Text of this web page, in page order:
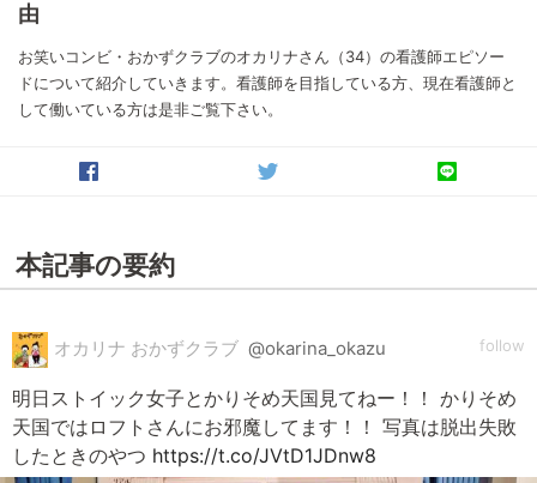
由
お笑いコンビ・おかずクラブのオカリナさん（34）の看護師エピソー
ドについて紹介していきます。看護師を目指している方、現在看護師と
して働いている方は是非ご覧下さい。
本記事の要約
オカリナ おかずクラブ @okarina_okazu follow
明日ストイック女子とかりそめ天国見てねー！！ かりそめ
天国ではロフトさんにお邪魔してます！！ 写真は脱出失敗
したときのやつ https://t.co/JVtD1JDnw8